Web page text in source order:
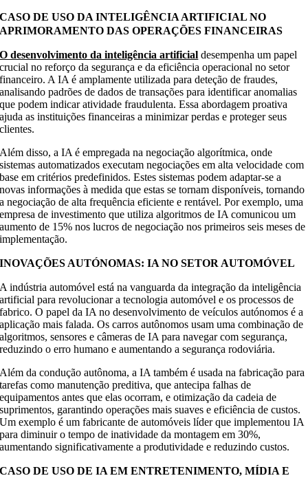
CASO DE USO DA INTELIGÊNCIA ARTIFICIAL NO
APRIMORAMENTO DAS OPERAÇÕES FINANCEIRAS
O desenvolvimento da inteligência artificial desempenha um papel
crucial no reforço da segurança e da eficiência operacional no setor
financeiro. A IA é amplamente utilizada para deteção de fraudes,
analisando padrões de dados de transações para identificar anomalias
que podem indicar atividade fraudulenta. Essa abordagem proativa
ajuda as instituições financeiras a minimizar perdas e proteger seus
clientes.
Além disso, a IA é empregada na negociação algorítmica, onde
sistemas automatizados executam negociações em alta velocidade com
base em critérios predefinidos. Estes sistemas podem adaptar-se a
novas informações à medida que estas se tornam disponíveis, tornando
a negociação de alta frequência eficiente e rentável. Por exemplo, uma
empresa de investimento que utiliza algoritmos de IA comunicou um
aumento de 15% nos lucros de negociação nos primeiros seis meses de
implementação.
INOVAÇÕES AUTÓNOMAS: IA NO SETOR AUTOMÓVEL
A indústria automóvel está na vanguarda da integração da inteligência
artificial para revolucionar a tecnologia automóvel e os processos de
fabrico. O papel da IA no desenvolvimento de veículos autónomos é a
aplicação mais falada. Os carros autônomos usam uma combinação de
algoritmos, sensores e câmeras de IA para navegar com segurança,
reduzindo o erro humano e aumentando a segurança rodoviária.
Além da condução autônoma, a IA também é usada na fabricação para
tarefas como manutenção preditiva, que antecipa falhas de
equipamentos antes que elas ocorram, e otimização da cadeia de
suprimentos, garantindo operações mais suaves e eficiência de custos.
Um exemplo é um fabricante de automóveis líder que implementou IA
para diminuir o tempo de inatividade da montagem em 30%,
aumentando significativamente a produtividade e reduzindo custos.
CASO DE USO DE IA EM ENTRETENIMENTO, MÍDIA E